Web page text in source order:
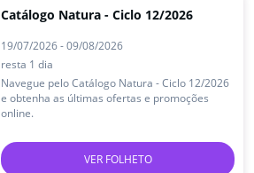
Catálogo Natura - Ciclo 12/2026
19/07/2026 - 09/08/2026
resta 1 dia
Navegue pelo Catálogo Natura - Ciclo 12/2026
e obtenha as últimas ofertas e promoções
online.
VER FOLHETO